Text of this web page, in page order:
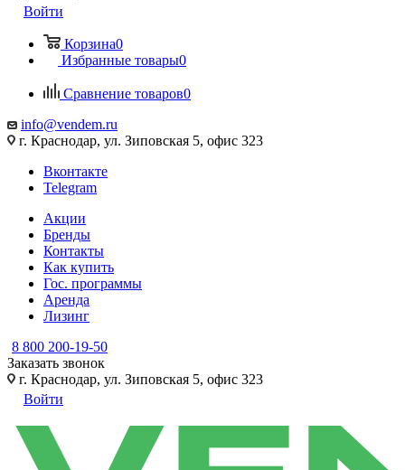
Войти
Корзина0
Избранные товары0
Сравнение товаров0
info@vendem.ru
г. Краснодар, ул. Зиповская 5, офис 323
Вконтакте
Telegram
Акции
Бренды
Контакты
Как купить
Гос. программы
Аренда
Лизинг
8 800 200-19-50
Заказать звонок
г. Краснодар, ул. Зиповская 5, офис 323
Войти